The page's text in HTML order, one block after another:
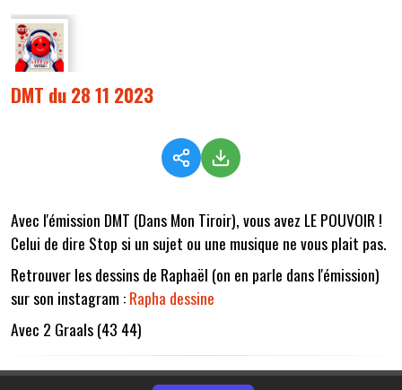
DMT du 28 11 2023
Avec l'émission DMT (Dans Mon Tiroir), vous avez LE POUVOIR !
Celui de dire Stop si un sujet ou une musique ne vous plait pas.
Retrouver les dessins de Raphaël (on en parle dans l'émission)
sur son instagram :Rapha dessine
Avec 2 Graals (43 44)